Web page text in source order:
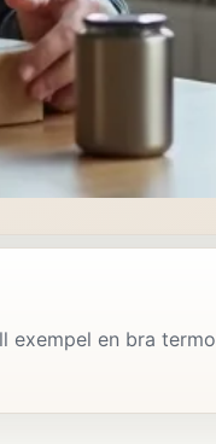
en bra